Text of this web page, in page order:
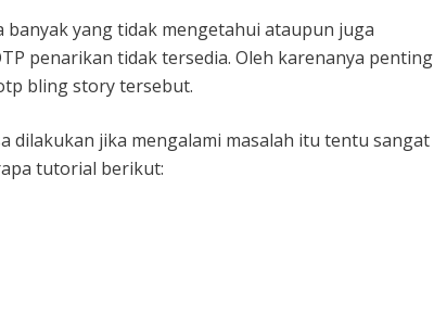
yang tidak mengetahui ataupun juga
penarikan tidak tersedia. Oleh karenanya penting
bling story tersebut.
dilakukan jika mengalami masalah itu tentu sangat
tutorial berikut: